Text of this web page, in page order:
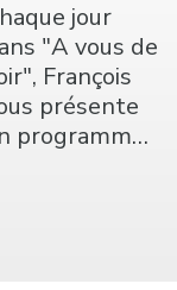
jour
"A vous de
François
présente
programme